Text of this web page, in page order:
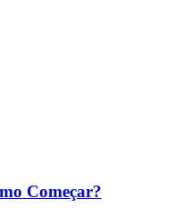
Começar?